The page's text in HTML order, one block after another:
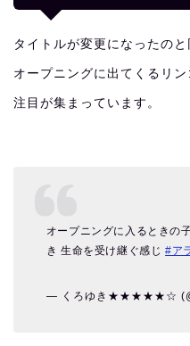
タイトルが変更になったのと
オープニングに出てくるリン
注目が集まっています。
オープニングに入るときの
き 生命を受け継ぐ感じ#ア
— くろゆき★★★★★☆